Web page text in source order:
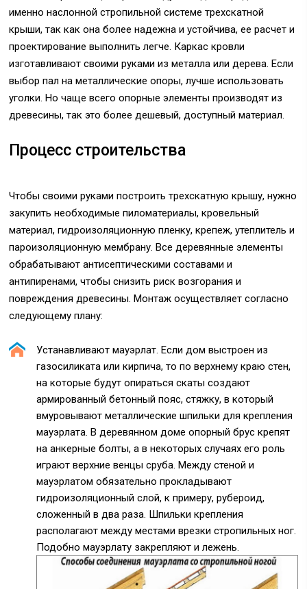
именно наслонной стропильной системе трехскатной
крыши, так как она более надежна и устойчива, ее расчет и
проектирование выполнить легче. Каркас кровли
изготавливают своими руками из металла или дерева. Если
выбор пал на металлические опоры, лучше использовать
уголки. Но чаще всего опорные элементы производят из
древесины, так это более дешевый, доступный материал.
Процесс строительства
Чтобы своими руками построить трехскатную крышу, нужно
закупить необходимые пиломатериалы, кровельный
материал, гидроизоляционную пленку, крепеж, утеплитель и
пароизоляционную мембрану. Все деревянные элементы
обрабатывают антисептическими составами и
антипиренами, чтобы снизить риск возгорания и
повреждения древесины. Монтаж осуществляет согласно
следующему плану:
Устанавливают мауэрлат. Если дом выстроен из
газосиликата или кирпича, то по верхнему краю стен,
на которые будут опираться скаты создают
армированный бетонный пояс, стяжку, в который
вмуровывают металлические шпильки для крепления
мауэрлата. В деревянном доме опорный брус крепят
на анкерные болты, а в некоторых случаях его роль
играют верхние венцы сруба. Между стеной и
мауэрлатом обязательно прокладывают
гидроизоляционный слой, к примеру, рубероид,
сложенный в два раза. Шпильки крепления
располагают между местами врезки стропильных ног.
Подобно мауэрлату закрепляют и лежень.